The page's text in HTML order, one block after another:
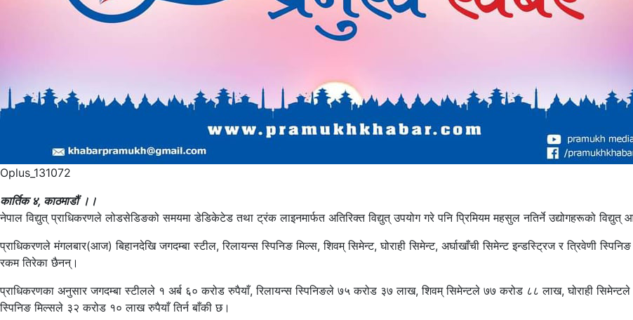
Oplus_131072
कार्तिक ४, काठमाडौं ।।
नेपाल विद्युत् प्राधिकरणले लोडसेडिङको समयमा डेडिकेटेड तथा ट्रंक लाइनमार्फत अतिरिक्त विद्युत् उपयोग गरे पनि प्रिमियम महसुल नतिर्ने उद्योगहरूको विद्युत्
प्राधिकरणले मंगलबार(आज) बिहानदेखि जगदम्बा स्टील, रिलायन्स स्पिनिङ मिल्स, शिवम् सिमेन्ट, घोराही सिमेन्ट, अर्घाखाँची सिमेन्ट इन्डस्ट्रिज र त्रिवेणी
रकम तिरेका छैनन्।
प्राधिकरणका अनुसार जगदम्बा स्टीलले १ अर्ब ६० करोड रुपैयाँ, रिलायन्स स्पिनिङले ७५ करोड ३७ लाख, शिवम् सिमेन्टले ७७ करोड ८८ लाख, घोराही
स्पिनिङ मिल्सले ३२ करोड १० लाख रुपैयाँ तिर्न बाँकी छ।